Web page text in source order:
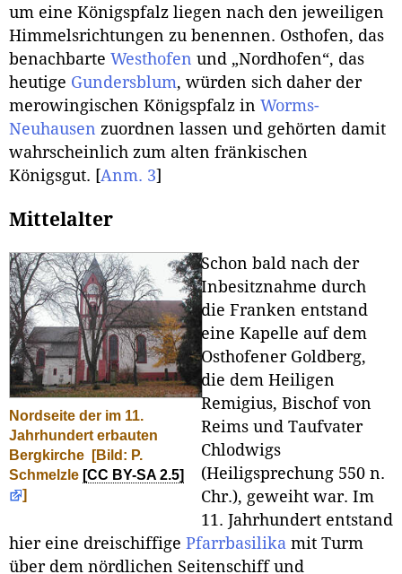
um eine Königspfalz liegen nach den jeweiligen
Himmelsrichtungen zu benennen. Osthofen, das
benachbarte Westhofen und „Nordhofen“, das
heutige Gundersblum, würden sich daher der
merowingischen Königspfalz in Worms-
Neuhausen zuordnen lassen und gehörten damit
wahrscheinlich zum alten fränkischen
Königsgut. [Anm. 3]
Mittelalter
Nordseite der im 11.
Jahrhundert erbauten
Bergkirche
[Bild: P.
Schmelzle [CC BY-SA 2.5]
]
Schon bald nach der
Inbesitznahme durch
die Franken entstand
eine Kapelle auf dem
Osthofener Goldberg,
die dem Heiligen
Remigius, Bischof von
Reims und Taufvater
Chlodwigs
(Heiligsprechung 550 n.
Chr.), geweiht war. Im
11. Jahrhundert entstand
hier eine dreischiffige Pfarrbasilika mit Turm
über dem nördlichen Seitenschiffund